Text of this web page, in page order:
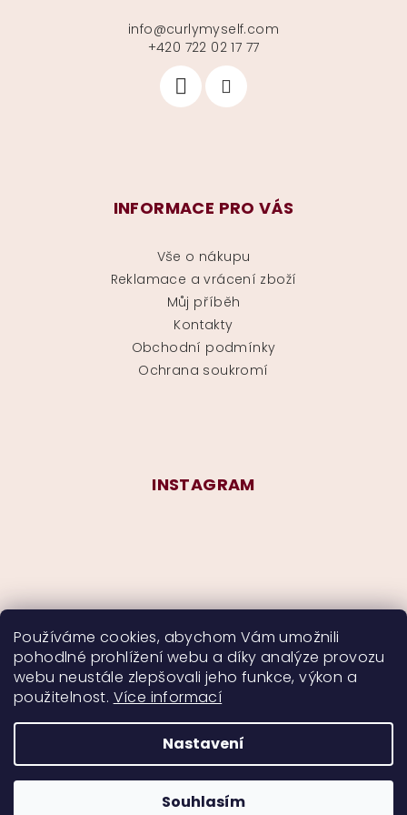
Používáme cookies, abychom Vám umožnili
pohodlné prohlížení webu a díky analýze provozu
webu neustále zlepšovali jeho funkce, výkon a
použitelnost. Více informací
Nastavení
Souhlasím
info@curlymyself.com
+420 722 02 17 77
INFORMACE PRO VÁS
Vše o nákupu
Reklamace a vrácení zboží
Můj příběh
Kontakty
Obchodní podmínky
Ochrana soukromí
INSTAGRAM
Sledovat na Instagramu